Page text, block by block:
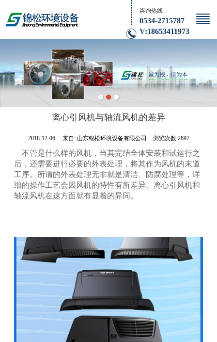
咨询热线
0534-2715787
V:18653411973
离心引风机与轴流风机的差异
2018-12-06 来自: 山东锦松环境设备有限公司 浏览次数:2897
不管是什么样的风机，当其完结全体安装和试运行之
后，还需要进行必要的外表处理，将其作为风机的末道
工序。所谓的外表处理无非就是清洁、防腐处理等，详
细的操作工艺会因风机的特性有所差异。离心引风机和
轴流风机在这方面就有显着的异同。